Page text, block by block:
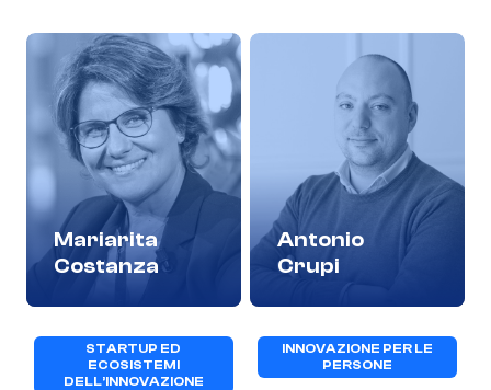
Mariarita
Costanza
STARTUP ED
ECOSISTEMI
DELL’INNOVAZIONE
Antonio
Crupi
INNOVAZIONE PER LE
PERSONE